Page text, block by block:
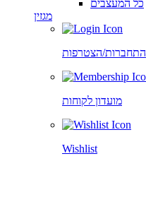
כל המעצבים
מגזין
התחברות/הצטרפות
מועדון לקוחות
Wishlist